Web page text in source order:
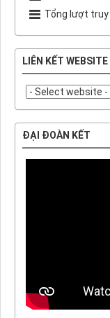
Tổng lượt truy
LIÊN KẾT WEBSITE
ĐẠI ĐOÀN KẾT